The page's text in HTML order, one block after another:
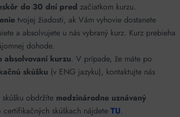
do 30 dní pred začiatkom kurzu.
tvojej žiadosti, ak Vám vyhovie dostanete
a absolvujete u nás vybraný kurz. Kurz prebieha
dohode.
absolvovaní kurzu. V prípade, že máte po
skúšku (v ENG jazyku), kontaktujte nás
obdržíte medzinárodne uznávaný
skúškach nájdete TU.